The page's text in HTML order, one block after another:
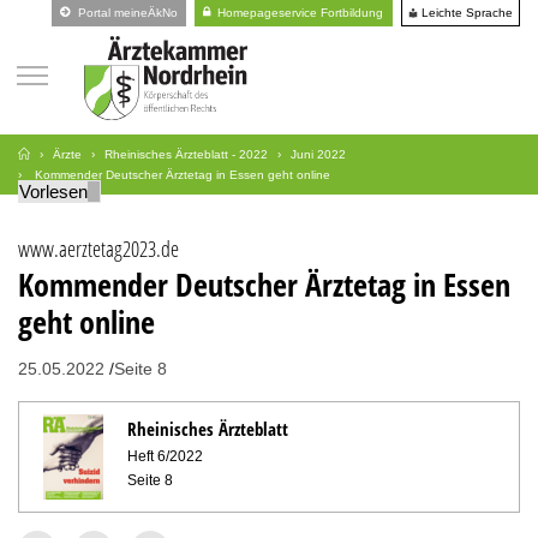
Portal meineÄkNo Homepageservice Fortbildung Leichte Sprache
Ärzte Rheinisches Ärzteblatt - 2022
Juni 2022
Kommender Deutscher Ärztetag in Essen geht online
Vorlesen
www.aerztetag2023.de
Kommender Deutscher Ärztetag in Essen
geht online
25.05.2022 Seite 8
Rheinisches Ärzteblatt
Heft 6/2022
Seite 8